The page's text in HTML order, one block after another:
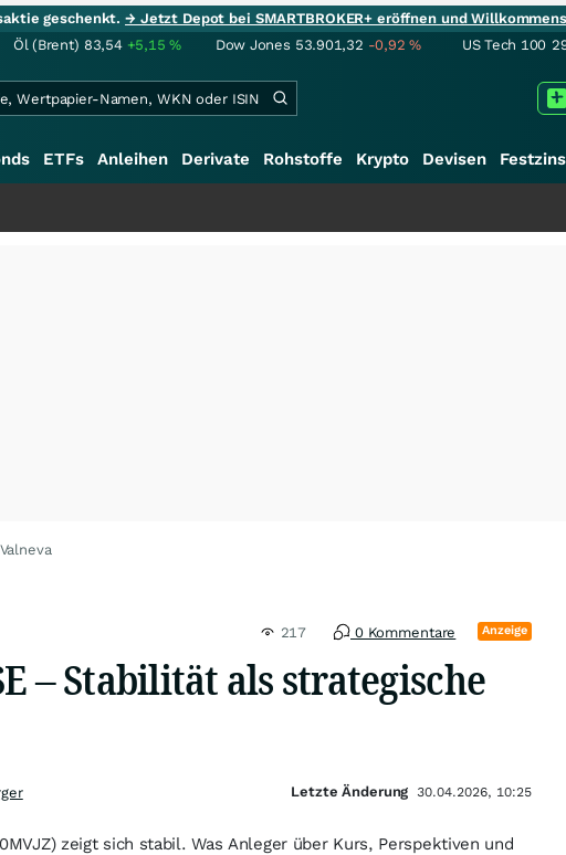
geschenkt.→ Jetzt Depot bei SMARTBROKER+ eröffnen und
Öl (Brent) 83,54 +5,15% Dow Jones 53.901,32 -0,92% US Tech 100
ETFs Anleihen Derivate Rohstoffe Krypto Devisen Festzins
217 0 Kommentare Anzeige
– Stabilität als strategische
zeigt sich stabil. Was Anleger über Kurs, Perspektiven und
Letzte Änderung 30.04.2026, 10:25